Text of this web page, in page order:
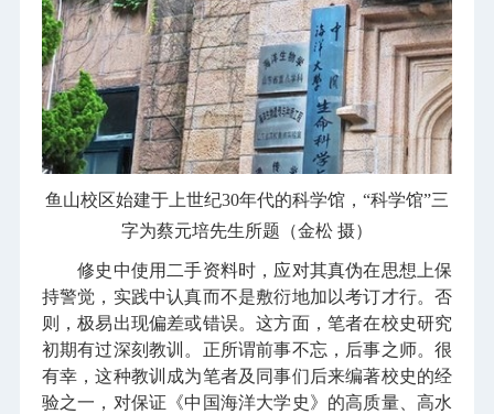
鱼山校区始建于上世纪30年代的科学馆，“科学馆”三
字为蔡元培先生所题（金松 摄）
修史中使用二手资料时，应对其真伪在思想上保
持警觉，实践中认真而不是敷衍地加以考订才行。否
则，极易出现偏差或错误。这方面，笔者在校史研究
初期有过深刻教训。正所谓前事不忘，后事之师。很
有幸，这种教训成为笔者及同事们后来编著校史的经
验之一，对保证《中国海洋大学史》的高质量、高水